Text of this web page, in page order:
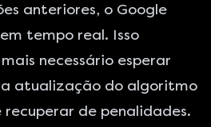
anteriores, o Google
tempo real. Isso
necessário esperar
atualização do algoritmo
recuperar de penalidades.